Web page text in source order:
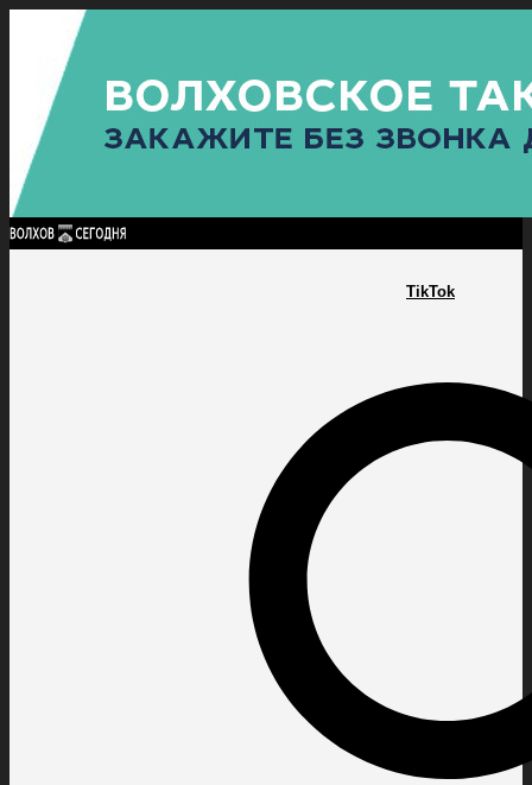
TikTok
Найти:
ГЛАВНАЯ ПОЛИТИКАПРОИСШЕСТВИЯ ПРОКУРАТУРАСПОРТ
ПОЛИТИКА
КУЛЬТУРА
ПОСЕЛЕНИЯ